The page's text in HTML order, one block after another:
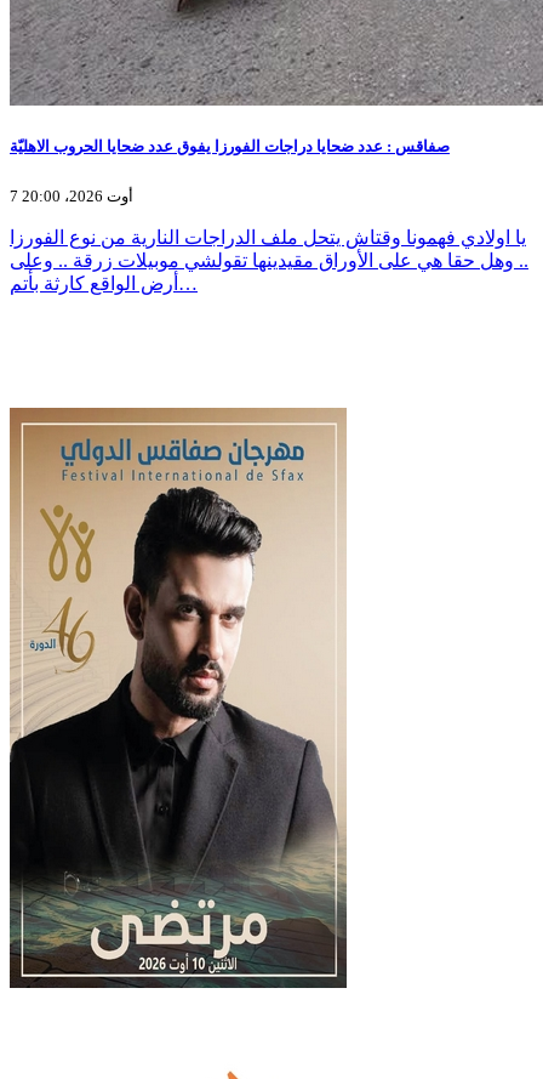
صفاقس : عدد ضحايا دراجات الفورزا يفوق عدد ضحايا الحروب الاهليّة
7 أوت 2026، 20:00
يا اولادي فهمونا وقتاش يتحل ملف الدراجات النارية من نوع الفورزا
.. وهل حقا هي على الأوراق مقيدينها تقولشي موبيلات زرقة .. وعلى
أرض الواقع كارثة بأتم…